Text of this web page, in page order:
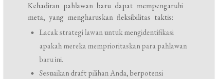
Kehadiran pahlawan baru dapat mempengaruhi
meta, yang mengharuskan fleksibilitas taktis:
Lacak strategi lawan untuk mengidentifikasi
apakah mereka memprioritaskan para pahlawan
baru ini.
Sesuaikan draft pilihan Anda, berpotensi